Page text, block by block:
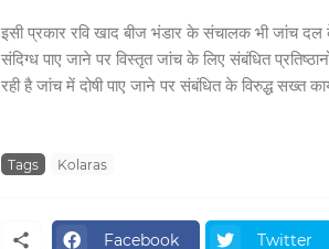
इसी प्रकार रवि खाद बीज भंडार के संचालक भी जांच
संदिग्ध पाए जाने पर विस्तृत जांच के लिए संबंधित
रही है जांच में दोषी पाए जाने पर संबंधित के विरुद्ध सख्त
Tags Kolaras
Facebook Twitter